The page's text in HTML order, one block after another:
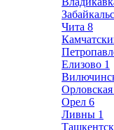
Чита 8
Елизово 1
Орловская
Орел 6
Ливны 1